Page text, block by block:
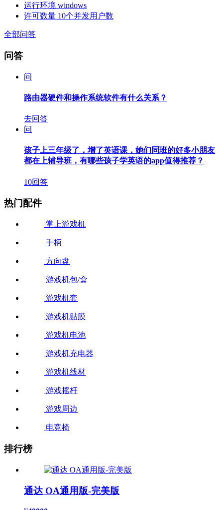
运行环境 windows
许可数量 10个并发用户数
全部问答
问答
问
路由器硬件和操作系统软件有什么关系？
去回答
问
孩子上三年级了，增了英语课，她们同班的好多小朋友
都在上辅导班，有哪些孩子学英语的app值得推荐？
10回答
热门配件
掌上游戏机
手柄
方向盘
游戏机包/盒
游戏机套
游戏机贴膜
游戏机电池
游戏机充电器
游戏机线材
游戏摇杆
游戏周边
电竞椅
排行榜
通达 OA通用版-完美版